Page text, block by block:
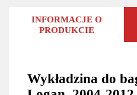
INFORMACJE O
PRODUKCIE
Wykładzina do